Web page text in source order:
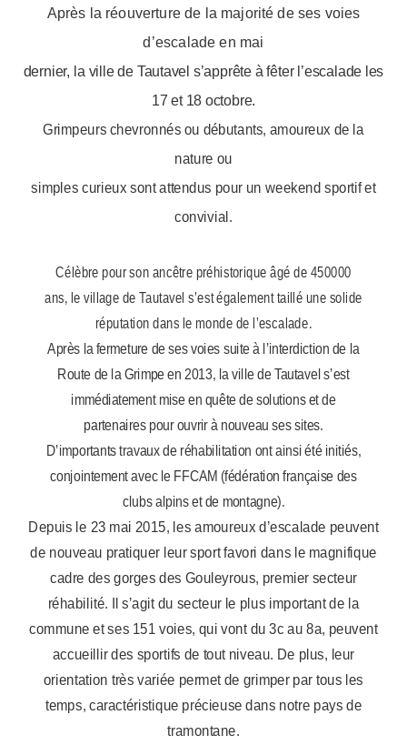
Après la réouverture de la majorité de ses voies
d’escalade en mai
dernier, l a ville de Tautavel s’apprête à fêter l’escalade les
17 et 18 octobre.
Grimpeurs chevronnés ou débutants, amoureux de la
nature ou
simples curieux sont attendus pour un weekend sportif et
convivial.
Célèbre pour son ancêtre préhistorique âgé de 450000
ans, le village de Tautavel s’est également taillé une solide
réputation dans le monde de l’escalade.
Après la fermeture de ses voies suite à l’interdiction de la
Route de la Grimpe en 2013, la ville de Tautavel s’est
immédiatement mise en quête de solutions et de
partenaires pour ouvrir à nouveau ses sites.
D’importants travaux de réhabilitation ont ainsi été initiés,
conjointement avec le FFCAM (fédération française des
clubs alpins et de montagne).
Depuis le 23 mai 2015, les amoureux d’escalade peuvent
de nouveau pratiquer leur sport favori dans le magnifique
cadre des gorges des Gouleyrous, premier secteur
réhabilité. Il s’agit du secteur le plus important de la
commune et ses 151 voies, qui vont du 3c au 8a, peuvent
accueillir des sportifs de tout niveau. De plus, leur
orientation très variée permet de grimper par tous les
temps, caractéristique précieuse dans notre pays de
tramontane.